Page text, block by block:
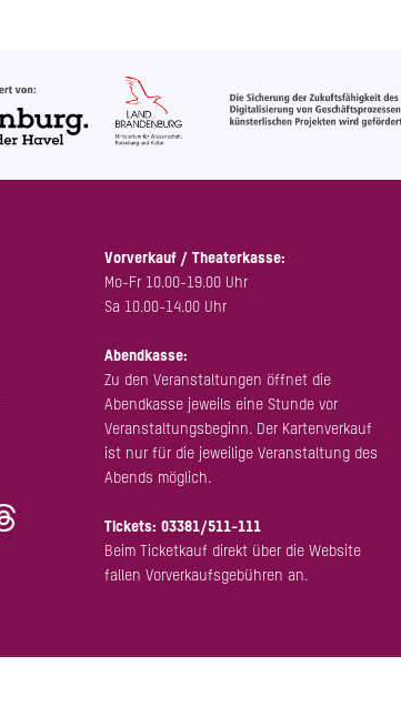
Vorverkauf / Theaterkasse:
Mo-Fr 10.00-19.00 Uhr
Sa 10.00-14.00 Uhr
Abendkasse:
Zu den Veranstaltungen öffnet die
Abendkasse jeweils eine Stunde vor
Veranstaltungsbeginn. Der Kartenverkauf
ist nur für die jeweilige Veranstaltung des
Abends möglich.
Tickets: 03381/511-111
Beim Ticketkauf direkt über die Website
fallen Vorverkaufsgebühren an.